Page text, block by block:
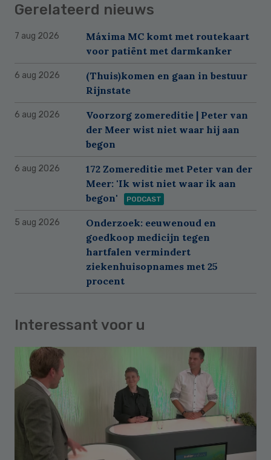
Gerelateerd nieuws
7 aug 2026
Máxima MC komt met routekaart
voor patiënt met darmkanker
6 aug 2026
(Thuis)komen en gaan in bestuur
Rijnstate
6 aug 2026
Voorzorg zomereditie | Peter van
der Meer wist niet waar hij aan
begon
6 aug 2026
172 Zomereditie met Peter van der
Meer: 'Ik wist niet waar ik aan
begon'
PODCAST
5 aug 2026
Onderzoek: eeuwenoud en
goedkoop medicijn tegen
hartfalen vermindert
ziekenhuisopnames met 25
procent
Interessant voor u